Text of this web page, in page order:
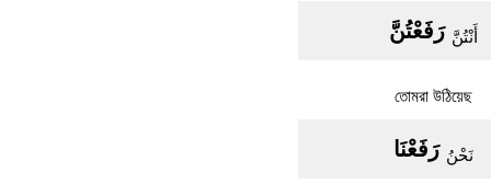
أَنْتُنَّ رَفَعْتُنَّ
তোমরা উঠিয়েছ
نَحْنُ رَفَعْنَا